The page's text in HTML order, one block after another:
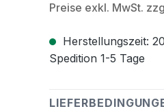
Preise exkl. MwSt.
Herstellungszeit:
Spedition 1-5 Tage